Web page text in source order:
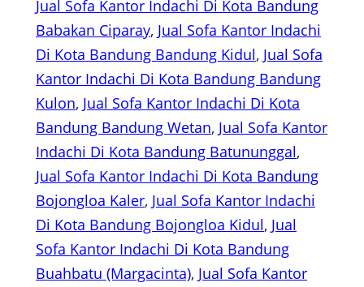
Jual Sofa Kantor Indachi Di Kota Bandung
Babakan Ciparay, Jual Sofa Kantor Indachi
Di Kota Bandung Bandung Kidul, Jual Sofa
Kantor Indachi Di Kota Bandung Bandung
Kulon, Jual Sofa Kantor Indachi Di Kota
Bandung Bandung Wetan, Jual Sofa Kantor
Indachi Di Kota Bandung Batununggal
Jual Sofa Kantor Indachi Di Kota Bandung
Bojongloa Kaler, Jual Sofa Kantor Indachi
Di Kota Bandung Bojongloa Kidul, Jual
Sofa Kantor Indachi Di Kota Bandung
Buahbatu (Margacinta), Jual Sofa Kantor